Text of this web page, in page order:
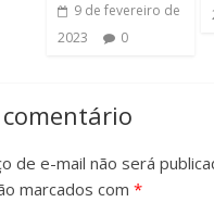
9 de fevereiro de
2023
0
de e-mail não será
marcados com*